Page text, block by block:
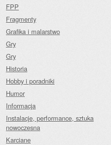
FPP
Fragmenty
Grafika i malarstwo
Gry
Gry
Historia
Hobby i poradniki
Humor
Informacja
Instalacje, performance, sztuka
nowoczesna
Karciane